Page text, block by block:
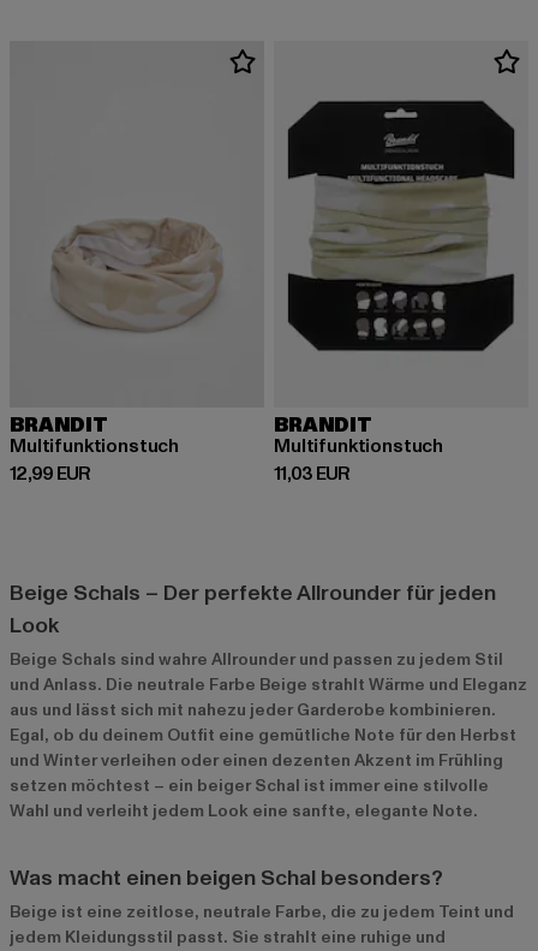
BRANDIT
Multifunktionstuch
12,99 EUR
Derzeitiger Preis: 12,99 EUR
BRANDIT
Multifunktionstuch
11,03 EUR
Derzeitiger Preis: 11,03 EUR
Beige Schals – Der perfekte Allrounder für jeden
Look
Beige Schals sind wahre Allrounder und passen zu jedem Stil
und Anlass. Die neutrale Farbe Beige strahlt Wärme und Eleganz
aus und lässt sich mit nahezu jeder Garderobe kombinieren.
Egal, ob du deinem Outfit eine gemütliche Note für den Herbst
und Winter verleihen oder einen dezenten Akzent im Frühling
setzen möchtest – ein beiger Schal ist immer eine stilvolle
Wahl und verleiht jedem Look eine sanfte, elegante Note.
Was macht einen beigen Schal besonders?
Beige ist eine zeitlose, neutrale Farbe, die zu jedem Teint und
jedem Kleidungsstil passt. Sie strahlt eine ruhige und